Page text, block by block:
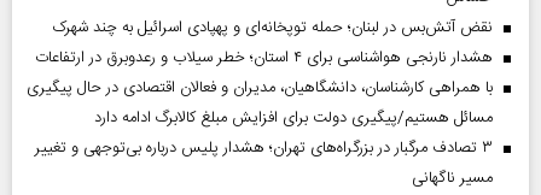
نقض آتش‌بس در لبنان؛ حمله توپخانه‌ای و پهپادی اسرائیل به چند شهرک
هشدار نارنجی هواشناسی برای ۴ استان؛ خطر سیلاب و رعدوبرق در ارتفاعات
با همراهی کارشناسان، دانشگاهیان، مدیران و فعالان اقتصادی در حال پیگیری
مسائل هستیم/پیگیری دولت برای افزایش مبلغ کالابرگ ادامه دارد
۳ تصادف مرگبار در بزرگراه‌های تهران؛ هشدار پلیس درباره بی‌توجهی و تغییر
مسیر ناگهانی